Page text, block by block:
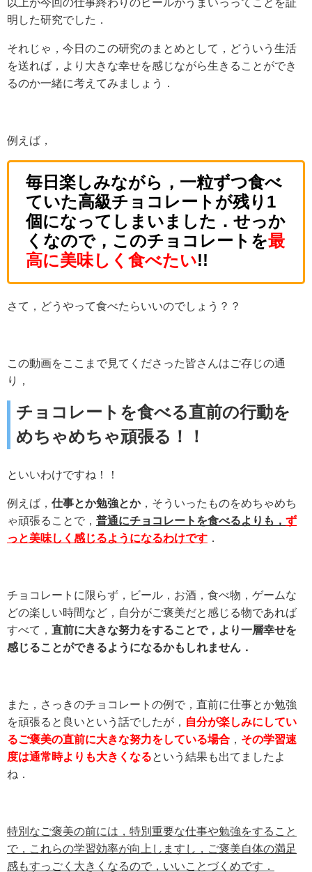
明した研究でした．
それじゃ，今日のこの研究のまとめとして，どういう生活
を送れば，より大きな幸せを感じながら生きることができ
るのか一緒に考えてみましょう．
例えば，
毎日楽しみながら，一粒ずつ食べ
ていた高級チョコレートが残り1
個になってしまいました．せっか
くなので，このチョコレートを最
高に美味しく食べたい!!
さて，どうやって食べたらいいのでしょう？？
この動画をここまで見てくださった皆さんはご存じの通
り，
チョコレートを食べる直前の行動を
めちゃめちゃ頑張る！！
といいわけですね！！
例えば， 仕事とか勉強とか，そういったものをめちゃめち
ゃ頑張ることで， 普通にチョコレートを食べるよりも， ず
っと美味しく感じるようになるわけです
チョコレートに限らず，ビール，お酒，食べ物，ゲームな
どの楽しい時間など，自分がご褒美だと感じる物であれば
すべて， 直前に大きな努力をすることで，より一層幸せを
感じることができるようになるかもしれません．
また，さっきのチョコレートの例で，直前に仕事とか勉強
を頑張ると良いという話でしたが，
自分が楽しみにしてい
るご褒美の直前に大きな努力をしている場合
その学習速
度は通常時よりも大きくなる という結果も出てましたよ
ね．
特別なご褒美の前には，特別重要な仕事や勉強をすること
で，これらの学習効率が向上しますし，ご褒美自体の満足
感もすっごく大きくなるので，いいことづくめです．